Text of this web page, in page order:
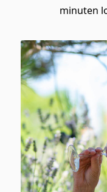
minuten